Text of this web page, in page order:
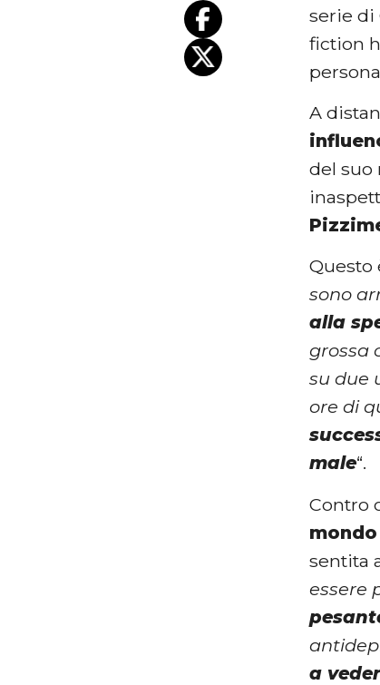
serie di
fiction
A
del suo
Questo
sono
alla
grossa
su due
ore di
male“.
Contro
sentita
essere
a